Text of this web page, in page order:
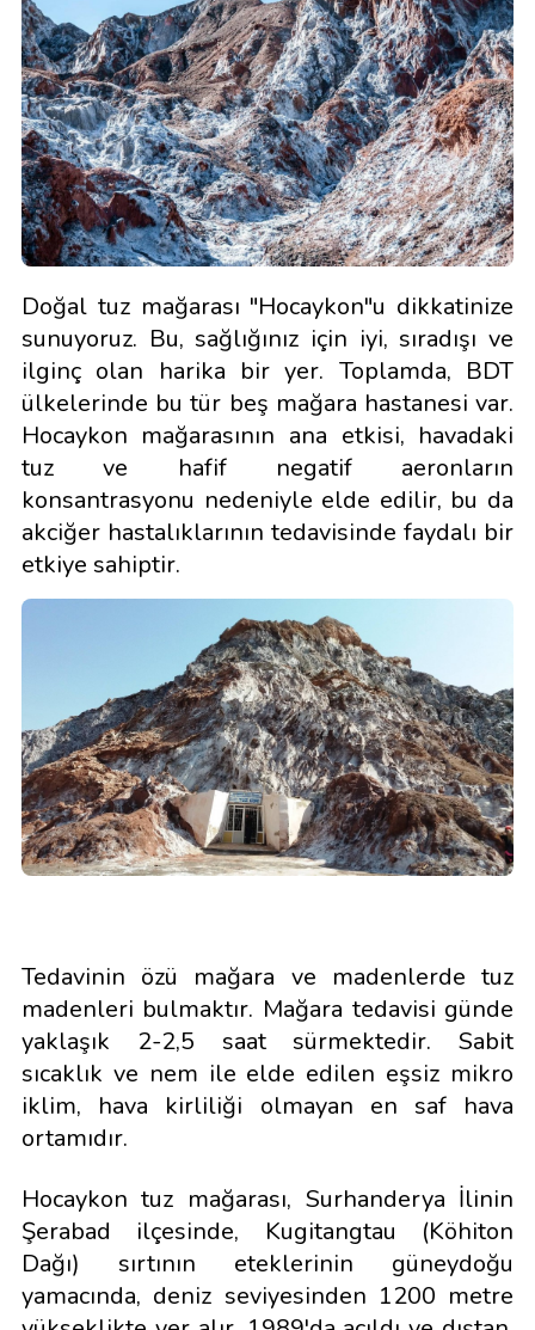
Doğal tuz mağarası "Hocaykon"u dikkatinize
sunuyoruz. Bu, sağlığınız için iyi, sıradışı ve
ilginç olan harika bir yer. Toplamda, BDT
ülkelerinde bu tür beş mağara hastanesi var.
Hocaykon mağarasının ana etkisi, havadaki
tuz ve hafif negatif aeronların
konsantrasyonu nedeniyle elde edilir, bu da
akciğer hastalıklarının tedavisinde faydalı bir
etkiye sahiptir.
Tedavinin özü mağara ve madenlerde tuz
madenleri bulmaktır. Mağara tedavisi günde
yaklaşık 2-2,5 saat sürmektedir. Sabit
sıcaklık ve nem ile elde edilen eşsiz mikro
iklim, hava kirliliği olmayan en saf hava
ortamıdır.
Hocaykon tuz mağarası, Surhanderya İlinin
Şerabad ilçesinde, Kugitangtau (Köhiton
Dağı) sırtının eteklerinin güneydoğu
yamacında, deniz seviyesinden 1200 metre